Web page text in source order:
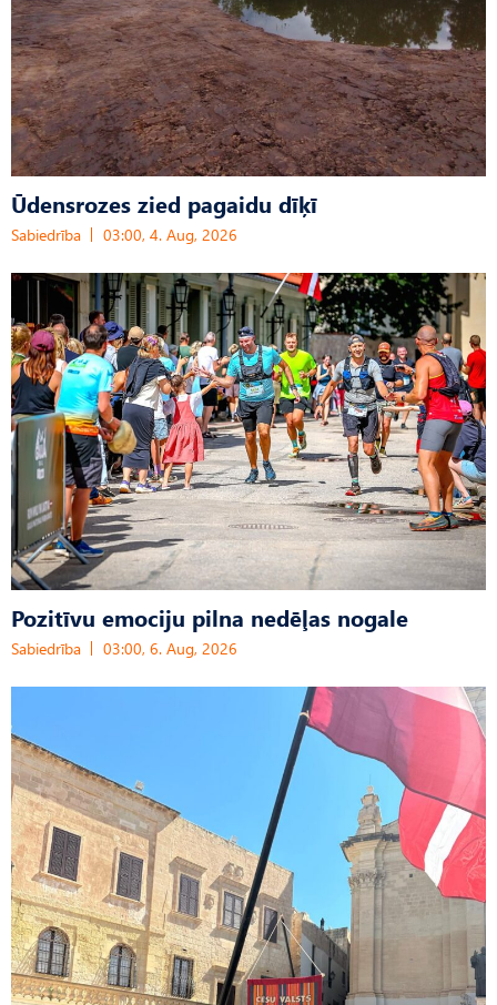
Ūdensrozes zied pagaidu dīķī
Sabiedrība 03:00, 4. Aug, 2026
Pozitīvu emociju pilna nedēļas nogale
Sabiedrība 03:00, 6. Aug, 2026